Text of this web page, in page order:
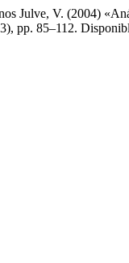
Julve, V. (2004)
pp. 85–112.